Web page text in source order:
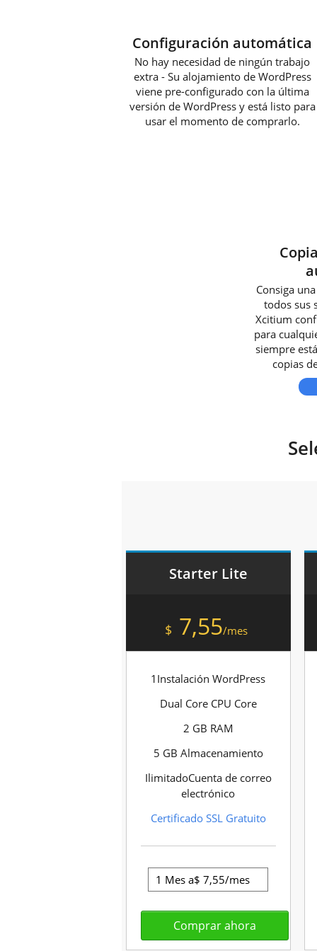
Configuración automática
No hay necesidad de ningún trabajo
extra - Su alojamiento de WordPress
viene pre-configurado con la última
versión de WordPress y está listo para
usar el momento de comprarlo.
Consiga
todos sus
Xcitium
para
siempre
copias
Starter Lite
$ 7,55/mes
1Instalación WordPress
Dual Core CPU Core
2 GB RAM
5 GB Almacenamiento
IlimitadoCuenta de correo
electrónico
Certificado SSL Gratuito